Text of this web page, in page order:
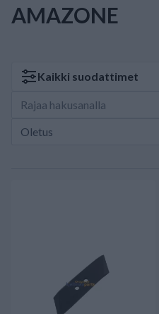
AMAZONE
Kaikki suodattimet